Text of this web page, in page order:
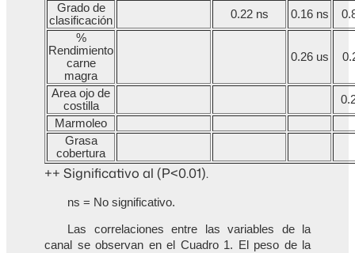
Grado de
clasificación
0.22 ns 0.16 ns
%
Rendimiento
carne
magra
0.26 us
Area ojo de
costilla
Marmoleo
Grasa
cobertura
++ Significativo al (P<0.01).
ns = No significativo.
Las correlaciones entre las variables de la
canal se observan en el Cuadro 1. El peso de la